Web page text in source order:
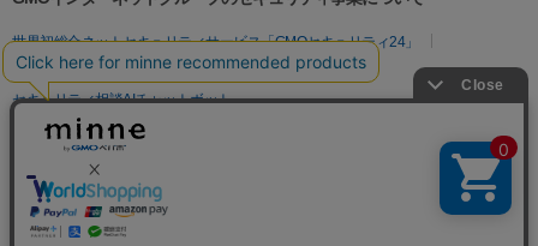
世界初総合ネットセキュリティサービス「GMOセキュリティ24」
パスワード漏洩診断
Webサイトリスク診断
セキュリティ相談AIチャットボット
実在証明・盗聴対策
サイバー攻撃対策（GMO Flatt Security）
セキュリティ事業の軌跡